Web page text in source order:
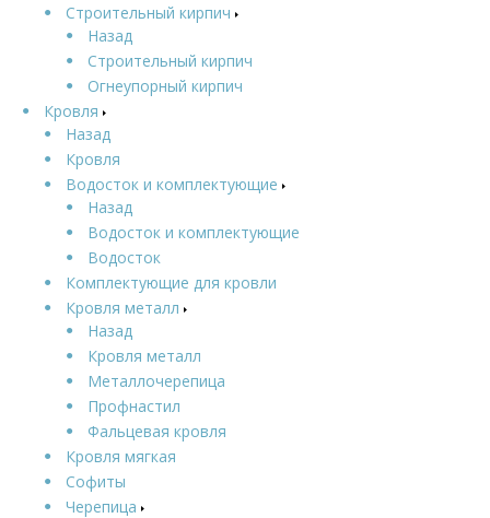
Строительный кирпич
Назад
Строительный кирпич
Огнеупорный кирпич
Кровля
Назад
Кровля
Водосток и комплектующие
Назад
Водосток и комплектующие
Водосток
Комплектующие для кровли
Кровля металл
Назад
Кровля металл
Металлочерепица
Профнастил
Фальцевая кровля
Кровля мягкая
Софиты
Черепица